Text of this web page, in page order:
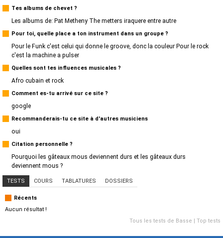
Tes albums de chevet ?
Les albums de: Pat Metheny The metters iraquere entre autre
Pour toi, quelle place a ton instrument dans un groupe ?
Pour le Funk c'est celui qui donne le groove, donc la couleur Pour le rock
c'est la machine a pulser
Quelles sont tes influences musicales ?
Afro cubain et rock
Comment es-tu arrivé sur ce site ?
google
Recommanderais-tu ce site à d'autres musiciens
oui
Citation personnelle ?
Pourquoi les gâteaux mous deviennent durs et les gâteaux durs
deviennent mous ?
TESTS COURS TABLATURES DOSSIERS
Récents
Aucun résultat !
Tous les tests de Basse
Top tests